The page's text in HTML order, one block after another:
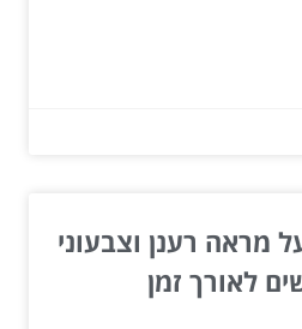
מראה רענן וצבעוני
לאורך זמן